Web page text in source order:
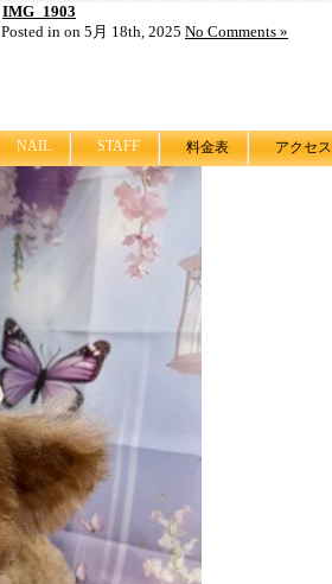
NAIL STAFF 料金表 アクセス
IMG_1903
Posted in on 5月 18th, 2025 No Comments »